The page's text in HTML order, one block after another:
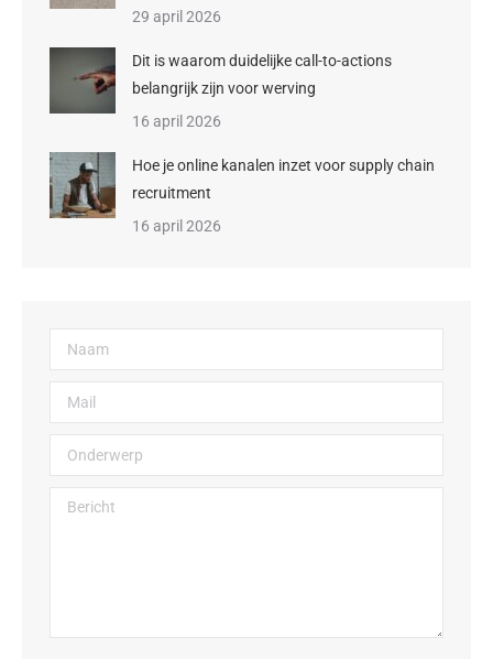
29 april 2026
Dit is waarom duidelijke call-to-actions
belangrijk zijn voor werving
16 april 2026
Hoe je online kanalen inzet voor supply chain
recruitment
16 april 2026